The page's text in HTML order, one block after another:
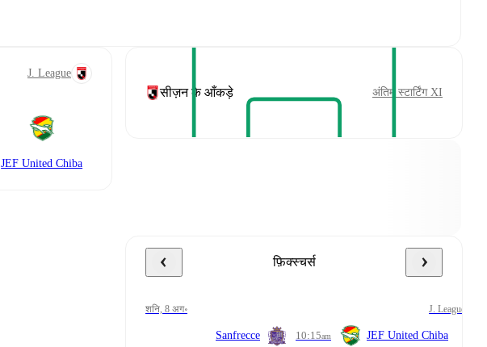
J. League
JEF United Chiba
सीज़न के आँकड़े अंतिम स्टार्टिंग XI
फ़िक्स्चर्स
शनि, 8 अग॰ J. League
Sanfrecce 10:15am JEF United Chiba